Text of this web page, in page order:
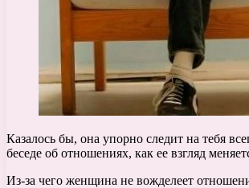
Казалось бы, она упорно следит на тебя
беседе об отношениях, как ее взгляд
Из-за чего женщина не вожделеет